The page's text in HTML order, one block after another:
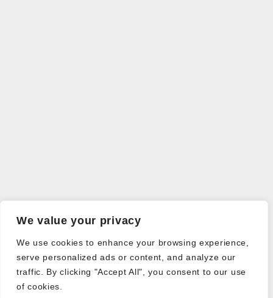
We value your privacy
We use cookies to enhance your browsing experience,
serve personalized ads or content, and analyze our
traffic. By clicking "Accept All", you consent to our use
of cookies.